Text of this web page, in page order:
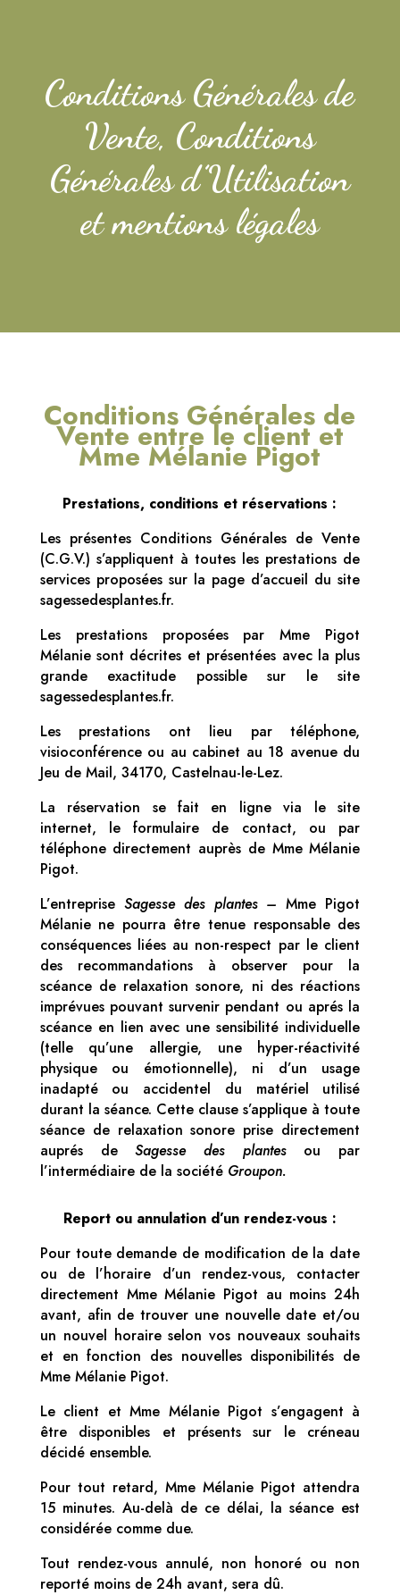
Conditions Générales de
Vente, Conditions
Générales d’Utilisation
et mentions légales
Conditions Générales de
Vente entre le client et
Mme Mélanie Pigot
Prestations, conditions et réservations :
Les présentes Conditions Générales de Vente
(C.G.V.) s’appliquent à toutes les prestations de
services proposées sur la page d’accueil du site
sagessedesplantes.fr.
Les prestations proposées par Mme Pigot
Mélanie sont décrites et présentées avec la plus
grande exactitude possible sur le site
sagessedesplantes.fr.
Les prestations ont lieu par téléphone,
visioconférence ou au cabinet au 18 avenue du
Jeu de Mail, 34170, Castelnau-le-Lez.
La réservation se fait en ligne via le site
internet, le formulaire de contact, ou par
téléphone directement auprès de Mme Mélanie
Pigot.
L’entreprise Sagesse des plantes –Mme Pigot
Mélanie ne pourra être tenue responsable des
conséquences liées au non-respect par le client
des recommandations à observer pour la
scéance de relaxation sonore, ni des réactions
imprévues pouvant survenir pendant ou aprés la
scéance en lien avec une sensibilité individuelle
(telle qu’une allergie, une hyper-réactivité
physique ou émotionnelle), ni d’un usage
inadapté ou accidentel du matériel utilisé
durant la séance. Cette clause s’applique à toute
séance de relaxation sonore prise directement
auprés deSagesse des plantesou par
l’intermédiaire de la société Groupon.
Report ou annulation d’un rendez-vous :
Pour toute demande de modification de la date
ou de l’horaire d’un rendez-vous, contacter
directement Mme Mélanie Pigot au moins 24h
avant, afin de trouver une nouvelle date et/ou
un nouvel horaire selon vos nouveaux souhaits
et en fonction des nouvelles disponibilités de
Mme Mélanie Pigot.
Le client et Mme Mélanie Pigot s’engagent à
être disponibles et présents sur le créneau
décidé ensemble.
Pour tout retard, Mme Mélanie Pigot attendra
15 minutes. Au-delà de ce délai, la séance est
considérée comme due.
Tout rendez-vous annulé, non honoré ou non
reporté moins de 24h avant, sera dû.